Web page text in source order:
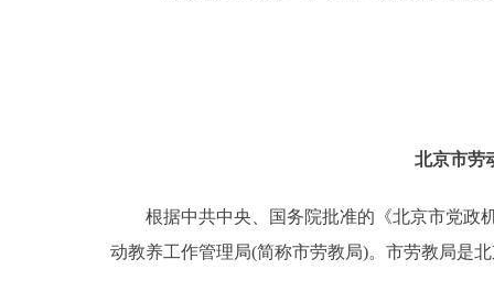
政民互动
北京市劳
根据中共中央、国务院批准的《北京市党政机
动教养工作管理局(简称市劳教局)。市劳教局是